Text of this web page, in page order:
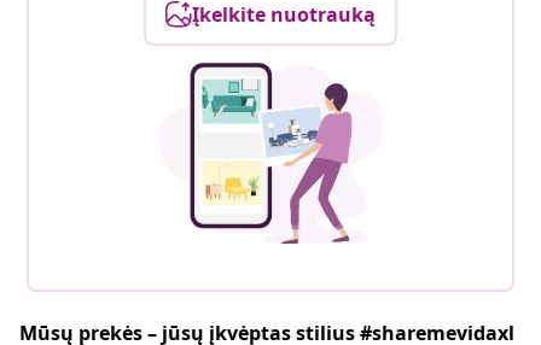
Įkelkite nuotrauką
Mūsų prekės – jūsų įkvėptas stilius #sharemevidaxl